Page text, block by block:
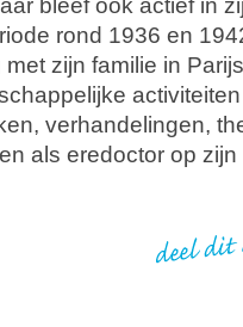
rond 1936 en
zijn familie in
verhandelingen,
als eredoctor op